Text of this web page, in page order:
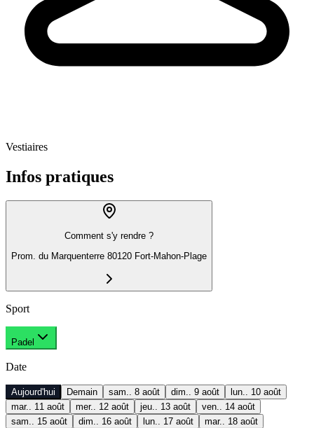
Vestiaires
Infos pratiques
Comment s'y rendre ?
Prom. du Marquenterre 80120 Fort-Mahon-Plage
Sport
Padel
Date
Aujourd'hui Demain sam.. 8 août dim.. 9 août
lun.. 10 août
mar.. 11 août
mer.. 12 août jeu.. 13 août
ven.. 14 août
sam.. 15 août
dim.. 16 août lun.. 17 août mar.. 18 août